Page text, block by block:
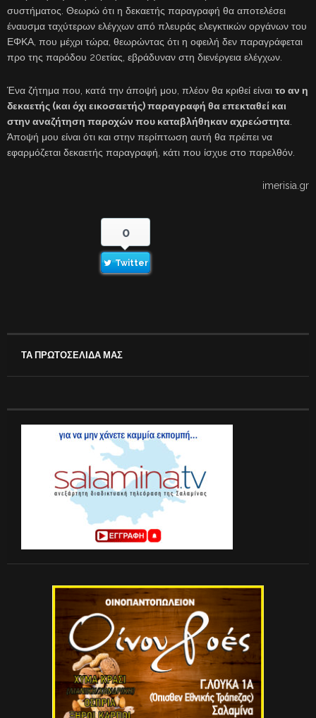
συστήματος. Θεωρώ ότι η δεκαετής παραγραφή θα αποτελέσει
έναυσμα ταχύτερων ελέγχων από πλευράς ελεγκτικών οργάνων του
ΕΦΚΑ, που μέχρι τώρα, θεωρώντας ότι η οφειλή δεν παραγράφεται
προ της παρόδου 20ετίας, εβράδυναν στη διενέργεια ελέγχων.
Ένα ζήτημα που, κατά την άποψή μου, πλέον θα κριθεί είναι το αν η
δεκαετής (και όχι εικοσαετής) παραγραφή θα επεκταθεί και
στην αναζήτηση παροχών που καταβλήθηκαν αχρεώστητα
Άποψή μου είναι ότι και στην περίπτωση αυτή θα πρέπει να
εφαρμόζεται δεκαετής παραγραφή, κάτι που ίσχυε στο παρελθόν.
imerisia.gr
0
Twitter
ΤΑ ΠΡΩΤΟΣΕΛΙΔΑ ΜΑΣ